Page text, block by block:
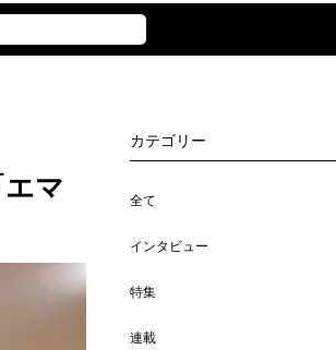
マ
カテゴリー
全て
インタビュー
特集
連載